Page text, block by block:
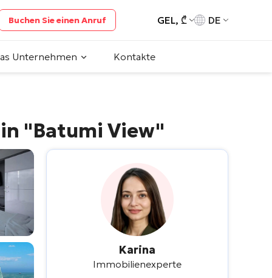
Buchen Sie einen Anruf GEL, ₾ DE
Unternehmen Kontakte
"Batumi View"
Karina
Immobilienexperte